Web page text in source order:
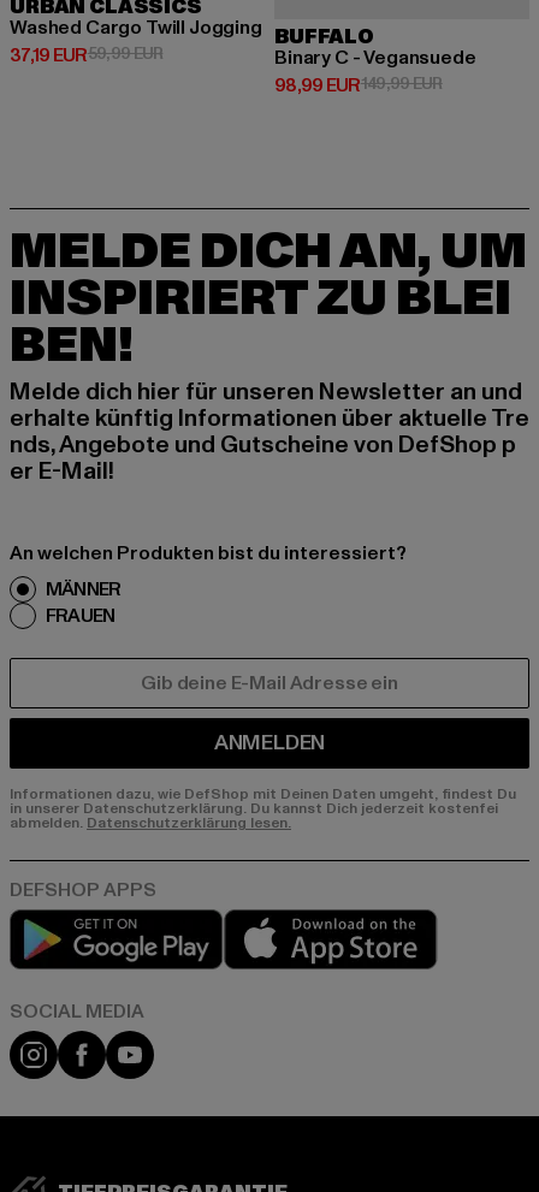
URBAN CLASSICS
Washed Cargo Twill Jogging
37,19 EUR
Derzeitiger Preis: 37,19 EUR
59,99 EURAktionspreis: 59,99 EUR
BUFFALO
Binary C - Vegansuede
98,99 EUR
Derzeitiger Preis: 98,99 EUR
149,99 EURAktionspreis:
MELDE DICH AN, UM
INSPIRIERT ZU BLEI
BEN!
Melde dich hier für unseren Newsletter an und
erhalte künftig Informationen über aktuelle Tre
nds, Angebote und Gutscheine von DefShop p
er E-Mail!
An welchen Produkten bist du interessiert?
MÄNNER
FRAUEN
ANMELDEN
Informationen dazu, wie DefShop mit Deinen Daten umgeht, findest Du
in unserer Datenschutzerklärung. Du kannst Dich jederzeit kostenfei
abmelden. Datenschutzerklärung lesen.
Play market
Instagram
FacebookYouTube